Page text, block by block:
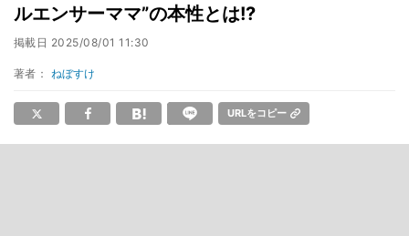
ルエンサーママ”の本性とは!?
掲載日 2025/08/01 11:30
著者： ねぼすけ
URLをコピー